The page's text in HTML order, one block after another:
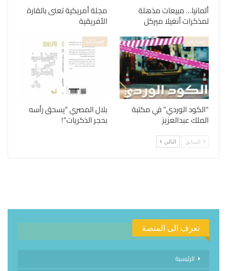
ألمانيا… مبيعات مذهلة
لمذكرات أنغيلا ميركل
مجلة أمريكية تعنى بالقارة
الأفريقية
إصدارات
“الكود الوردي” في مكتبة
الملك عبدالعزيز
إصدارات
بلال المصري “يسحق رأسه
بحجر الذكريات”!
السابق التالي
تعرف الى المنصة
الرئيسية